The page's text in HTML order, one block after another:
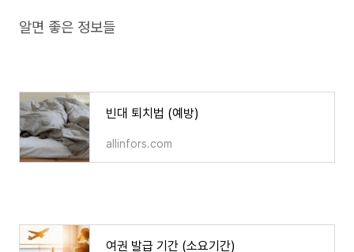
알면 좋은 정보들
빈대 퇴치법 (예방)
allinfors.com
여권 발급 기간 (소요기간)